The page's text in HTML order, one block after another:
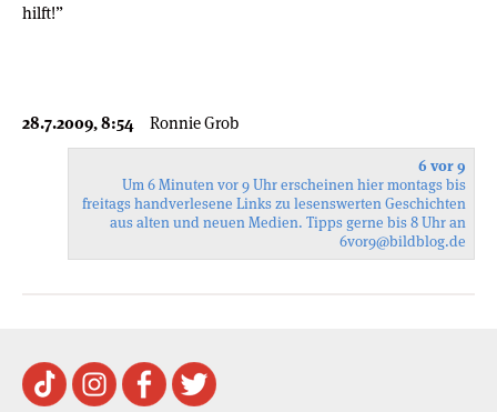
hilft!”
28.7.2009, 8:54 Ronnie Grob
6 vor 9
Um 6 Minuten vor 9 Uhr erscheinen hier montags bis
freitags handverlesene Links zu lesenswerten Geschichten
aus alten und neuen Medien. Tipps gerne bis 8 Uhr an
6vor9@bildblog.de